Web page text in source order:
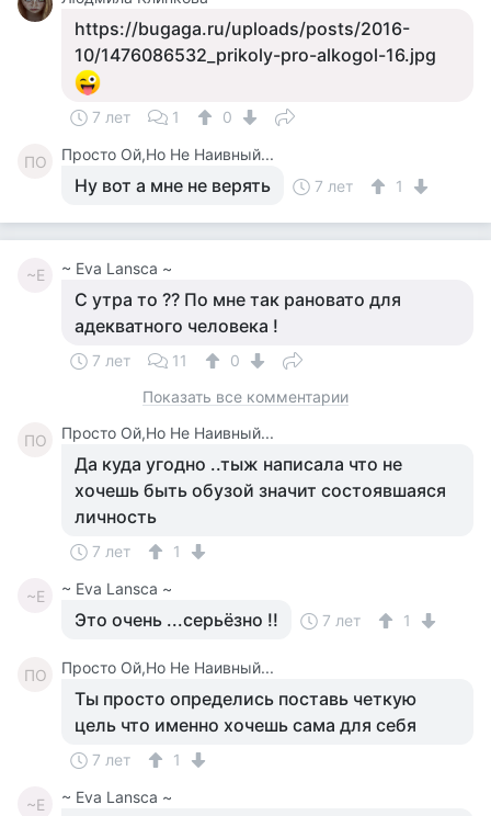
https://bugaga.ru/uploads/posts/2016-
10/1476086532_prikoly-pro-alkogol-16.jpg
7 лет 1 0
ПО Просто Ой,Но Не Наивный...
Ну вот а мне не верять 7 лет 1
~E ~ Eva Lansca ~
С утра то ?? По мне так рановато для
адекватного человека !
7 лет 11
0
Показать все комментарии
ПО Просто Ой,Но Не Наивный...
Да куда угодно ..тыж написала что не
хочешь быть обузой значит состоявшаяся
личность
7 лет 1
~E ~ Eva Lansca ~
Это очень ...серьёзно !! 7 лет 1
ПО Просто Ой,Но Не Наивный...
Ты просто определись поставь четкую
цель что именно хочешь сама для себя
7 лет 1
~E ~ Eva Lansca ~